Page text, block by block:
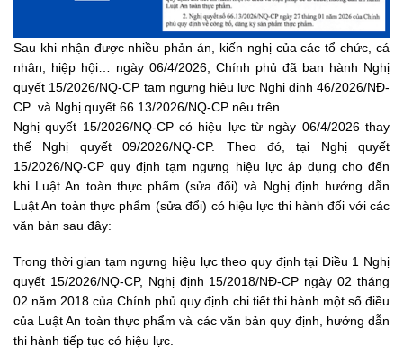
Sau khi nhận được nhiều phản án, kiến nghị của các tổ chức, cá
nhân, hiệp hội… ngày 06/4/2026, Chính phủ đã ban hành Nghị
quyết 15/2026/NQ-CP tạm ngưng hiệu lực Nghị định 46/2026/NĐ-
CP và Nghị quyết 66.13/2026/NQ-CP nêu trên
Nghị quyết 15/2026/NQ-CP có hiệu lực từ ngày 06/4/2026 thay
thế Nghị quyết 09/2026/NQ-CP. Theo đó, tại Nghị quyết
15/2026/NQ-CP quy định tạm ngưng hiệu lực áp dụng cho đến
khi Luật An toàn thực phẩm (sửa đổi) và Nghị định hướng dẫn
Luật An toàn thực phẩm (sửa đổi) có hiệu lực thi hành đối với các
văn bản sau đây:
Trong thời gian tạm ngưng hiệu lực theo quy định tại Điều 1 Nghị
quyết 15/2026/NQ-CP, Nghị định 15/2018/NĐ-CP ngày 02 tháng
02 năm 2018 của Chính phủ quy định chi tiết thi hành một số điều
của Luật An toàn thực phẩm và các văn bản quy định, hướng dẫn
thi hành tiếp tục có hiệu lực.